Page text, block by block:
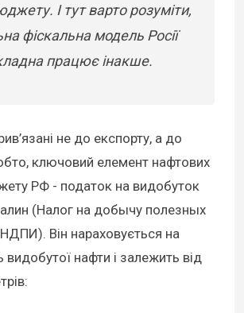
І тут варто розуміти,
фіскальна модель Росії
працює інакше.
не до експорту, а до
ключовий елемент нафтових
РФ - податок на видобуток
(Налог на добычу полезных
Він нараховується на
нафти і залежить від